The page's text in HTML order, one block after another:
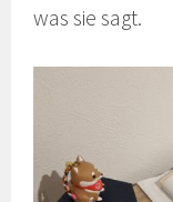
was sie sagt.